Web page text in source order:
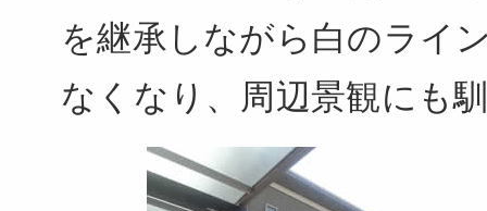
を継承しながら白のライ
なくなり、周辺景観にも